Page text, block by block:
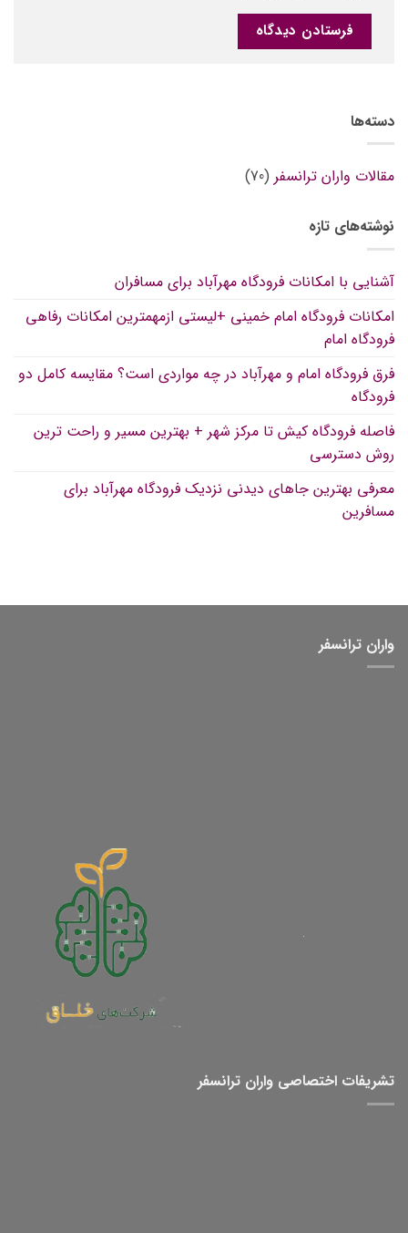
دسته‌ها
مقالات واران ترانسفر (70)
نوشته‌های تازه
آشنایی با امکانات فرودگاه مهرآباد برای مسافران
امکانات فرودگاه امام خمینی +لیستی ازمهمترین امکانات رفاهی
فرودگاه امام
فرق فرودگاه امام و مهرآباد در چه مواردی است؟ مقایسه کامل دو
فرودگاه
فاصله فرودگاه کیش تا مرکز شهر + بهترین مسیر و راحت ترین
روش دسترسی
معرفی بهترین جاهای دیدنی نزدیک فرودگاه مهرآباد برای
مسافرین
واران ترانسفر
تشریفات اختصاصی واران ترانسفر